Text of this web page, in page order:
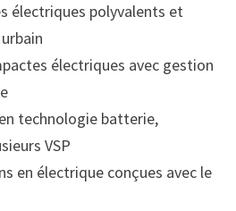
électriques polyvalents et
électriques avec gestion
technologie batterie,
VSP
en électrique conçues avec le